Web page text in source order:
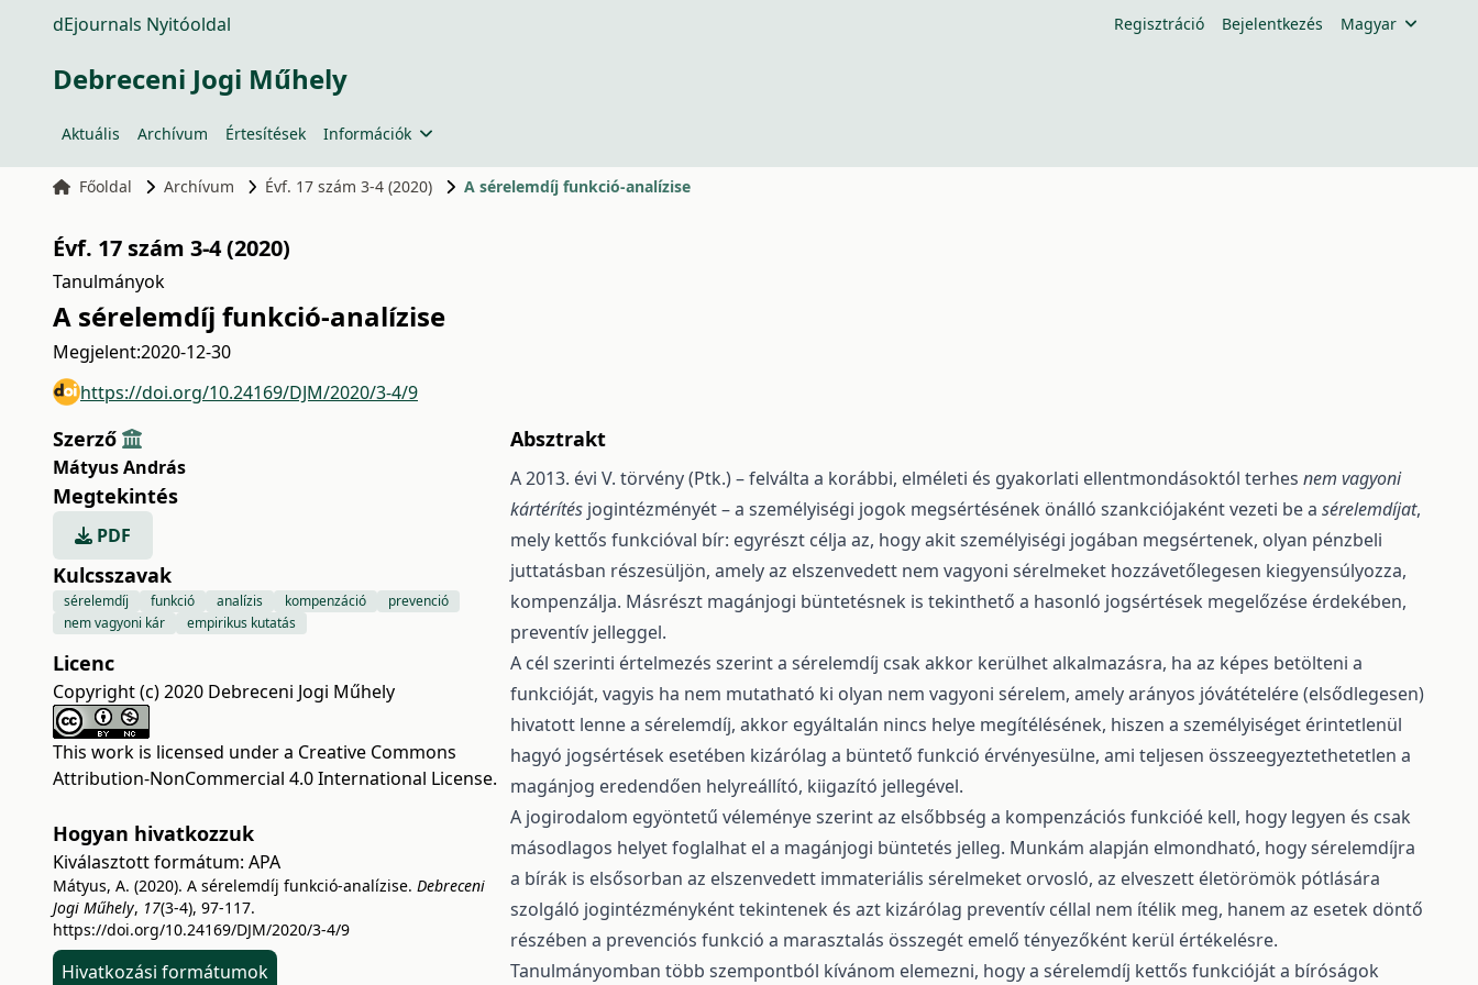
dEjournals Nyitóoldal Regisztráció Bejelentkezés Magyar
Debreceni Jogi Műhely
Aktuális Archívum Értesítések Információk
Főoldal Archívum Évf. 17 szám 3-4 (2020) A sérelemdíj funkció-analízise
Évf. 17 szám 3-4 (2020)
Tanulmányok
A sérelemdíj funkció-analízise
Megjelent:2020-12-30
https://doi.org/10.24169/DJM/2020/3-4/9
Szerző
Mátyus András
Megtekintés
PDF
Kulcsszavak
sérelemdíj funkció analízis kompenzáció
prevenció
nem vagyoni kár
empirikus kutatás
Licenc
Copyright (c) 2020 Debreceni Jogi Műhely
This work is licensed under a Creative Commons
Attribution-NonCommercial 4.0 International License.
Hogyan hivatkozzuk
Kiválasztott formátum: APA
Mátyus, A. (2020). A sérelemdíj funkció-analízise. Debreceni
Jogi Műhely, 17(3-4), 97-117.
https://doi.org/10.24169/DJM/2020/3-4/9
Hivatkozási formátumok
Absztrakt
A 2013. évi V. törvény (Ptk.) – felválta a korábbi, elméleti és gyakorlati ellentmondásoktól terhes nem vagyoni
kártérítés jogintézményét – a személyiségi jogok megsértésének önálló szankciójaként vezeti be a sérelemdíjat,
mely kettős funkcióval bír: egyrészt célja az, hogy akit személyiségi jogában megsértenek, olyan pénzbeli
juttatásban részesüljön, amely az elszenvedett nem vagyoni sérelmeket hozzávetőlegesen kiegyensúlyozza,
kompenzálja. Másrészt magánjogi büntetésnek is tekinthető a hasonló jogsértések megelőzése érdekében,
preventív jelleggel.
A cél szerinti értelmezés szerint a sérelemdíj csak akkor kerülhet alkalmazásra, ha az képes betölteni a
funkcióját, vagyis ha nem mutatható ki olyan nem vagyoni sérelem, amely arányos jóvátételére (elsődlegesen)
hivatott lenne a sérelemdíj, akkor egyáltalán nincs helye megítélésének, hiszen a személyiséget érintetlenül
hagyó jogsértések esetében kizárólag a büntető funkció érvényesülne, ami teljesen összeegyeztethetetlen a
magánjog eredendően helyreállító, kiigazító jellegével.
A jogirodalom egyöntetű véleménye szerint az elsőbbség a kompenzációs funkcióé kell, hogy legyen és csak
másodlagos helyet foglalhat el a magánjogi büntetés jelleg. Munkám alapján elmondható, hogy sérelemdíjra
a bírák is elsősorban az elszenvedett immateriális sérelmeket orvosló, az elveszett életörömök pótlására
szolgáló jogintézményként tekintenek és azt kizárólag preventív céllal nem ítélik meg, hanem az esetek döntő
részében a prevenciós funkció a marasztalás összegét emelő tényezőként kerül értékelésre.
Tanulmányomban több szempontból kívánom elemezni, hogy a sérelemdíj kettős funkcióját a bíróságok